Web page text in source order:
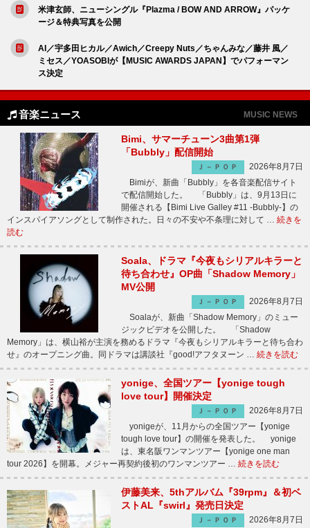
米津玄師、ニューシングル『Plazma / BOW AND ARROW』パッケ
ージ＆特典写真を公開
AI／宇多田ヒカル／Awich／Creepy Nuts／ちゃんみな／藤井 風／
ミセス／YOASOBIが【MUSIC AWARDS JAPAN】でパフォーマン
ス決定
音楽ニュース MUSIC NEWS
Bimi、サマーチューン3曲第1弾
「Bubbly」配信開始
Ｊ－ＰＯＰ
2026年8月7日
Bimiが、新曲「Bubbly」を各音楽配信サイト
で配信開始した。 「Bubbly」は、9月13日に
開催される【Bimi Live Galley #11 -Bubbly-】の
インスパイアソングとして制作された。日々の不安や不条理に対して … 続きを
読む
Soala、ドラマ『今夜もシリアルキラーと
待ち合わせ』OP曲「Shadow Memory」
MV公開
Ｊ－ＰＯＰ
2026年8月7日
Soalaが、新曲「Shadow Memory」のミュー
ジックビデオを公開した。 「Shadow
Memory」は、横山裕が主演を務めるドラマ『今夜もシリアルキラーと待ち合わ
せ』のオープニング曲。同ドラマは講談社『good!アフタヌーン … 続きを読む
yonige、全国ツアー【yonige tough
love tour】開催決定
Ｊ－ＰＯＰ
2026年8月7日
yonigeが、11月からの全国ツアー【yonige
tough love tour】の開催を発表した。 yonige
は、東名阪ワンマンツアー【yonige one man
tour 2026】を開幕。メジャー再契約後初のワンマンツアー … 続きを読む
伊藤美来、5thアルバム『39rpm』＆初ベ
ストAL『swirl』発売日決定
Ｊ－ＰＯＰ
2026年8月7日